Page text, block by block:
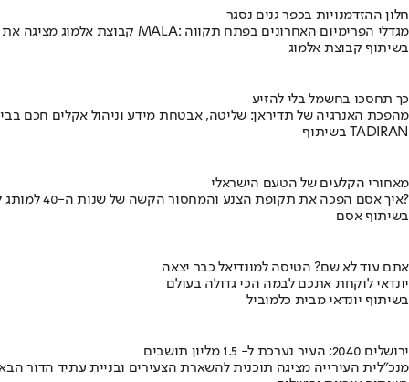
חלון ההזדמנויות בכפר גנים נסגר
קבוצת אלמוג מציגה את פרויקט MALA: מגדלי הפרימיום האחרונים בפתח תקווה
בשיתוף קבוצת אלמוג
כך תחסכו בחשמל בלי להזיע
מהפכת האנרגיה של תדיראן: שליטה, אבטחת מידע וניהול אקלים חכם
בשיתוף TADIRAN
מאחורי הקלעים של הטעם הישראלי
איך אסם הפכה את תקופת הצנע והמחסור הקשה של שנות ה-40 למותג לאומי?
בשיתוף אסם
אתם עוד לא שם? הטיסה למונדיאל כבר יצאה
יונדאי לוקחת אתכם לבמה הכי גדולה בעולם
בשיתוף יונדאי מבית כלמוביל
ירושלים 2040: העיר נערכת ל- 1.5 מליון תושבים
מנכ"לית העירייה מציגה תוכנית להשארת הצעירים ובניית עתיד הדור